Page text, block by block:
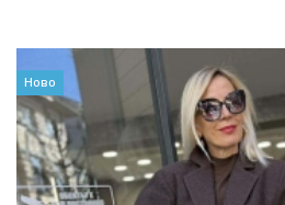
Ново